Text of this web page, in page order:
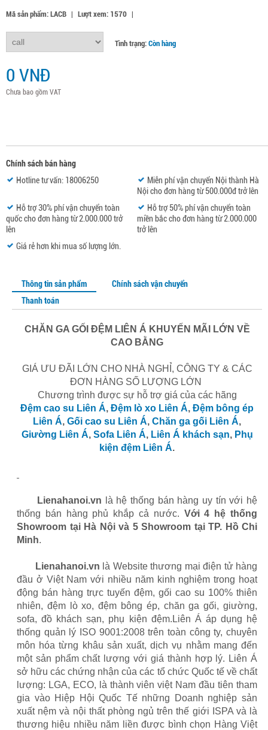
Mã sản phẩm: LACB | Lượt xem: 1570 |
Tình trạng: Còn hàng
0 VNĐ
Chưa bao gồm VAT
Chính sách bán hàng
Hotline tư vấn: 18006250
Miễn phí vận chuyển Nội thành Hà
Nội cho đơn hàng từ 500.000đ trở lên
Hỗ trợ 30% phí vận chuyển toàn
quốc cho đơn hàng từ 2.000.000 trở
lên
Hỗ trợ 50% phí vận chuyển toàn
miền bắc cho đơn hàng từ 2.000.000
trở lên
Giá rẻ hơn khi mua số lượng lớn.
Thông tin sản phẩm
Chính sách vận chuyển
Thanh toán
CHĂN GA GỐI ĐỆM LIÊN Á KHUYẾN MÃI LỚN VỀ
CAO BẰNG
GIÁ ƯU ĐÃI LỚN CHO NHÀ NGHỈ, CÔNG TY & CÁC
ĐƠN HÀNG SỐ LƯỢNG LỚN
Chương trình được sự hỗ trợ giá của các hãng
Đệm cao su Liên Á, Đệm lò xo Liên Á, Đệm bông ép
Liên Á, Gối cao su Liên Á, Chăn ga gối Liên Á,
Giường Liên Á, Sofa Liên Á, Liên Á khách sạn, Phụ
kiện đệm Liên Á.
Lienahanoi.vn là hệ thống bán hàng uy tín với hệ
thống bán hàng phủ khắp cả nước. Với 4 hệ thống
Showroom tại Hà Nội và 5 Showroom tại TP. Hồ Chi
Minh.
Lienahanoi.vn là Website thương mại điện tử hàng
đầu ở Việt Nam với nhiều năm kinh nghiệm trong hoạt
động bán hàng trực tuyến đệm, gối cao su 100% thiên
nhiên, đệm lò xo, đệm bông ép, chăn ga gối, giường,
sofa, đồ khách sạn, phụ kiện đệm.Liên Á áp dụng hệ
thống quản lý ISO 9001:2008 trên toàn công ty, chuyên
môn hóa từng khâu sản xuất, dịch vụ nhằm mang đến
một sản phẩm chất lượng với giá thành hợp lý. Liên Á
sở hữu các chứng nhận của các tổ chức Quốc tế về chất
lượng: LGA, ECO, là thành viên việt Nam đầu tiên tham
gia vào Hiệp Hội Quốc Tế những Doanh nghiệp sản
xuất nệm và nội thất phòng ngủ trên thế giới ISPA và là
thương hiệu nhiều năm liền được bình chọn Hàng Việt